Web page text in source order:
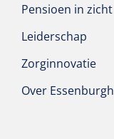
Pensioen in zicht
Leiderschap
Zorginnovatie
Over Essenburgh